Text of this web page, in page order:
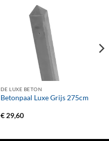
DE LUXE BETON
Betonpaal Luxe Grijs 275cm
€29,60